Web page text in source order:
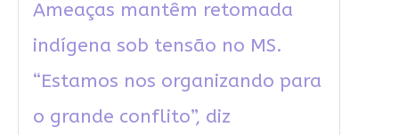
Ameaças mantêm retomada
indígena sob tensão no MS.
“Estamos nos organizando para
o grande conflito”, diz